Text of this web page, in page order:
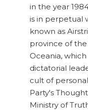
in the year
is in perpetual
known as
province of
Oceania,
dictatorial
cult of
Party's
Ministry of